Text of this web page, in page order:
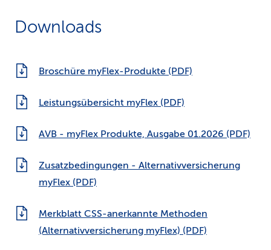
Downloads
Broschüre myFlex-Produkte (PDF)
Leistungsübersicht myFlex (PDF)
AVB - myFlex Produkte, Ausgabe 01.2026 (PDF)
Zusatzbedingungen - Alternativversicherung
myFlex (PDF)
Merkblatt CSS-anerkannte Methoden
(Alternativversicherung myFlex) (PDF)